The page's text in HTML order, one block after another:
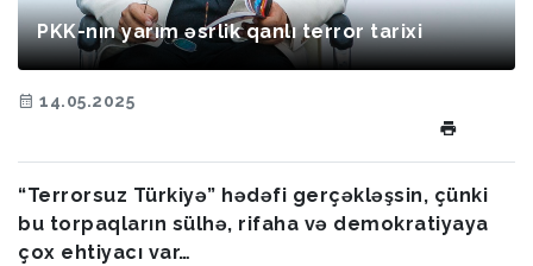
PKK-nın yarım əsrlik qanlı terror tarixi
14.05.2025
“Terrorsuz Türkiyə” hədəfi gerçəkləşsin, çünki
bu torpaqların sülhə, rifaha və demokratiyaya
çox ehtiyacı var…